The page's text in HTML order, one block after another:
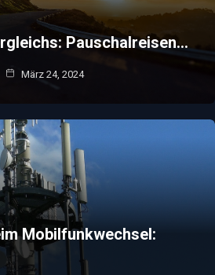
Pauschalreisen…
März 24, 2024
Mobilfunkwechsel: